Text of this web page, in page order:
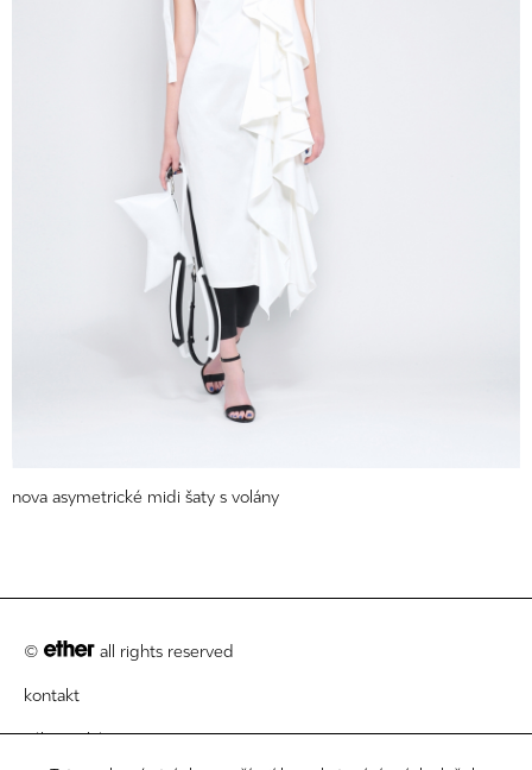
nova asymetrické midi šaty s volány
© all rights reserved
kontakt
zákaznický servis